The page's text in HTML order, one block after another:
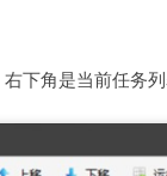
下角是当前任务